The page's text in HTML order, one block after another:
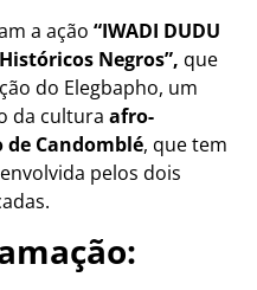
a ação “IWADI DUDU
Negros”, que
do Elegbapho, um
da cultura afro-
de Candomblé, que tem
pelos dois